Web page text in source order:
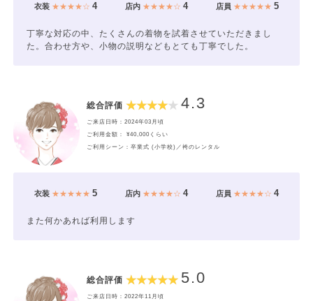
衣装★★★★☆ 4 店内★★★★☆ 4 店員 ★★★★★5
丁寧な対応の中、たくさんの着物を試着させていただきまし
た。合わせ方や、小物の説明などもとても丁寧でした。
総合評価 4.3
ご来店日時：2024年03月頃
ご利用金額： ¥40,000くらい
ご利用シーン：卒業式 (小学校)／袴のレンタル
衣装★★★★★ 5 店内★★★★☆ 4 店員 ★★★★☆4
また何かあれば利用します
総合評価 5.0
ご来店日時：2022年11月頃